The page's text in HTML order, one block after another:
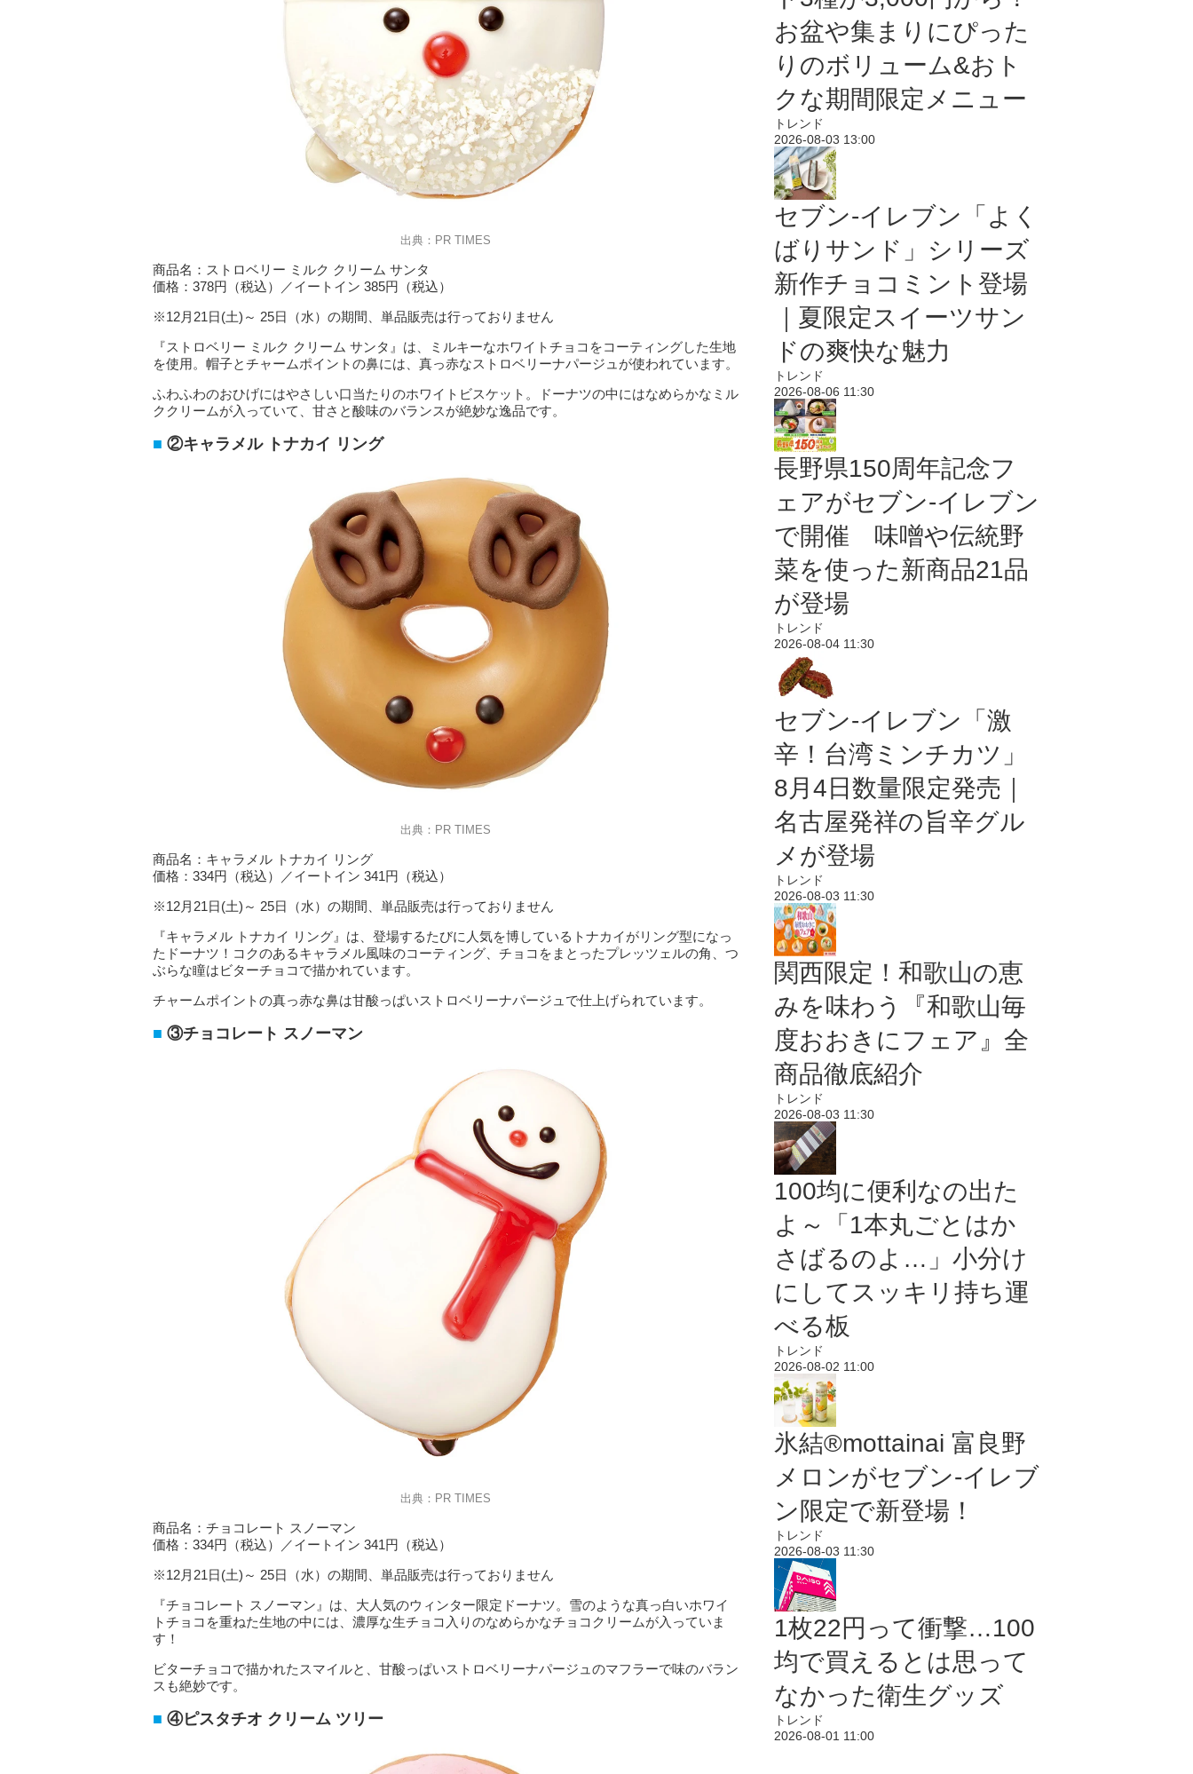
出典：PR TIMES
商品名：ストロベリー ミルク クリーム サンタ
価格：378円（税込）／イートイン 385円（税込）
※12月21日(土)～ 25日（水）の期間、単品販売は行っておりません
『ストロベリー ミルク クリーム サンタ』は、ミルキーなホワイトチョコをコーティングした生地
を使用。帽子とチャームポイントの鼻には、真っ赤なストロベリーナパージュが使われています。
ふわふわのおひげにはやさしい口当たりのホワイトビスケット。ドーナツの中にはなめらかなミル
ククリームが入っていて、甘さと酸味のバランスが絶妙な逸品です。
②キャラメル トナカイ リング
出典：PR TIMES
商品名：キャラメル トナカイ リング
価格：334円（税込）／イートイン 341円（税込）
※12月21日(土)～ 25日（水）の期間、単品販売は行っておりません
『キャラメル トナカイ リング』は、登場するたびに人気を博しているトナカイがリング型になっ
たドーナツ！コクのあるキャラメル風味のコーティング、チョコをまとったプレッツェルの角、つ
ぶらな瞳はビターチョコで描かれています。
チャームポイントの真っ赤な鼻は甘酸っぱいストロベリーナパージュで仕上げられています。
③チョコレート スノーマン
出典：PR TIMES
商品名：チョコレート スノーマン
価格：334円（税込）／イートイン 341円（税込）
※12月21日(土)～ 25日（水）の期間、単品販売は行っておりません
『チョコレート スノーマン』は、大人気のウィンター限定ドーナツ。雪のような真っ白いホワイ
トチョコを重ねた生地の中には、濃厚な生チョコ入りのなめらかなチョコクリームが入っていま
す！
ビターチョコで描かれたスマイルと、甘酸っぱいストロベリーナパージュのマフラーで味のバラン
スも絶妙です。
④ピスタチオ クリーム ツリー
お盆や集まりにぴった
りのボリューム&おト
クな期間限定メニュー
トレンド
2026-08-03 13:00
セブン‐イレブン「よく
ばりサンド」シリーズ
新作チョコミント登場
｜夏限定スイーツサン
ドの爽快な魅力
トレンド
2026-08-06 11:30
長野県150周年記念フ
ェアがセブン-イレブン
で開催 味噌や伝統野
菜を使った新商品21品
が登場
トレンド
2026-08-04 11:30
セブン-イレブン「激
辛！台湾ミンチカツ」
8月4日数量限定発売｜
名古屋発祥の旨辛グル
メが登場
トレンド
2026-08-03 11:30
関西限定！和歌山の恵
みを味わう『和歌山毎
度おおきにフェア』全
商品徹底紹介
トレンド
2026-08-03 11:30
100均に便利なの出た
よ～「1本丸ごとはか
さばるのよ…」小分け
にしてスッキリ持ち運
べる板
トレンド
2026-08-02 11:00
氷結®mottainai 富良野
メロンがセブン‐イレブ
ン限定で新登場！
トレンド
2026-08-03 11:30
1枚22円って衝撃…100
均で買えるとは思って
なかった衛生グッズ
トレンド
2026-08-01 11:00